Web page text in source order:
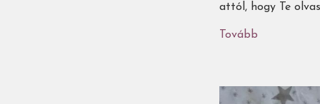
attól, hogy Te
Tovább